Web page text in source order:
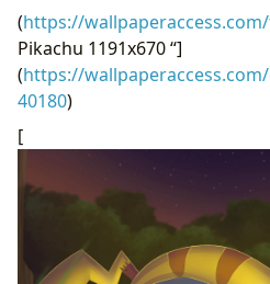
(https://
Pikachu 1191x670 “]
(https://
40180)
[